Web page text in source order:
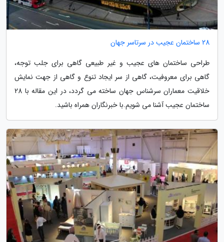
28 ساختمان عجیب در سرتاسر جهان
طراحی ساختمان های عجیب و غیر طبیعی گاهی برای جلب توجه،
گاهی برای معروفیت، گاهی از سر ایجاد تنوع و گاهی از جهت نمایش
خلاقیت معماران سرشناس جهان ساخته می گردد، در این مقاله با 28
ساختمان عجیب آشنا می شویم.با خبرنگاران همراه باشید.